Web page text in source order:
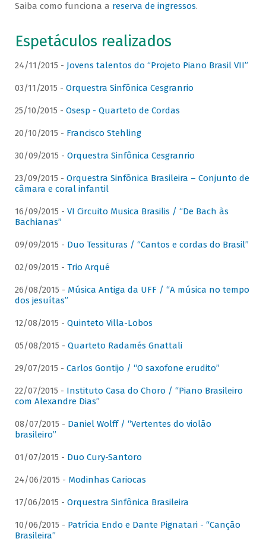
Saiba como funciona a reserva de ingressos.
Espetáculos realizados
24/11/2015 - Jovens talentos do “Projeto Piano Brasil VII”
03/11/2015 - Orquestra Sinfônica Cesgranrio
25/10/2015 - Osesp - Quarteto de Cordas
20/10/2015 - Francisco Stehling
30/09/2015 - Orquestra Sinfônica Cesgranrio
23/09/2015 - Orquestra Sinfônica Brasileira – Conjunto de
câmara e coral infantil
16/09/2015 - VI Circuito Musica Brasilis / “De Bach às
Bachianas”
09/09/2015 - Duo Tessituras / “Cantos e cordas do Brasil”
02/09/2015 - Trio Arqué
26/08/2015 - Música Antiga da UFF / “A música no tempo
dos jesuítas”
12/08/2015 - Quinteto Villa-Lobos
05/08/2015 - Quarteto Radamés Gnattali
29/07/2015 - Carlos Gontijo / “O saxofone erudito”
22/07/2015 - Instituto Casa do Choro / “Piano Brasileiro
com Alexandre Dias”
08/07/2015 - Daniel Wolff / “Vertentes do violão
brasileiro”
01/07/2015 - Duo Cury-Santoro
24/06/2015 - Modinhas Cariocas
17/06/2015 - Orquestra Sinfônica Brasileira
10/06/2015 - Patrícia Endo e Dante Pignatari - “Canção
Brasileira”